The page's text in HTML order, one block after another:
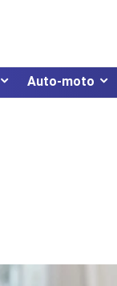
Auto-moto